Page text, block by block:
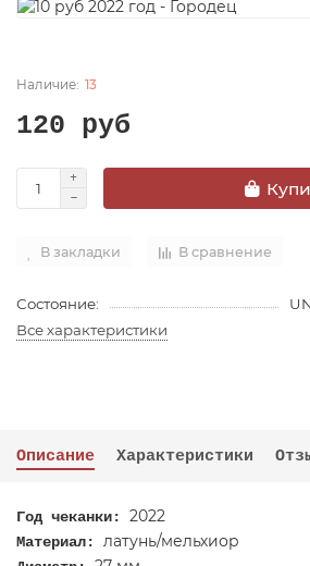
13
120 руб
В закладки В сравнение
Состояние:
Все характеристики
Описание Характеристики
​Год чеканки: 2022
Материал: латунь/мельхиор